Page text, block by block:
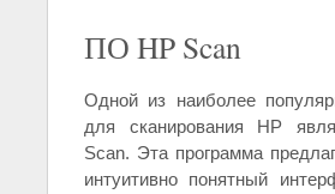
ПО HP Scan
Одной из наиболее
для сканирования HP
Scan. Эта программа
интуитивно понятный